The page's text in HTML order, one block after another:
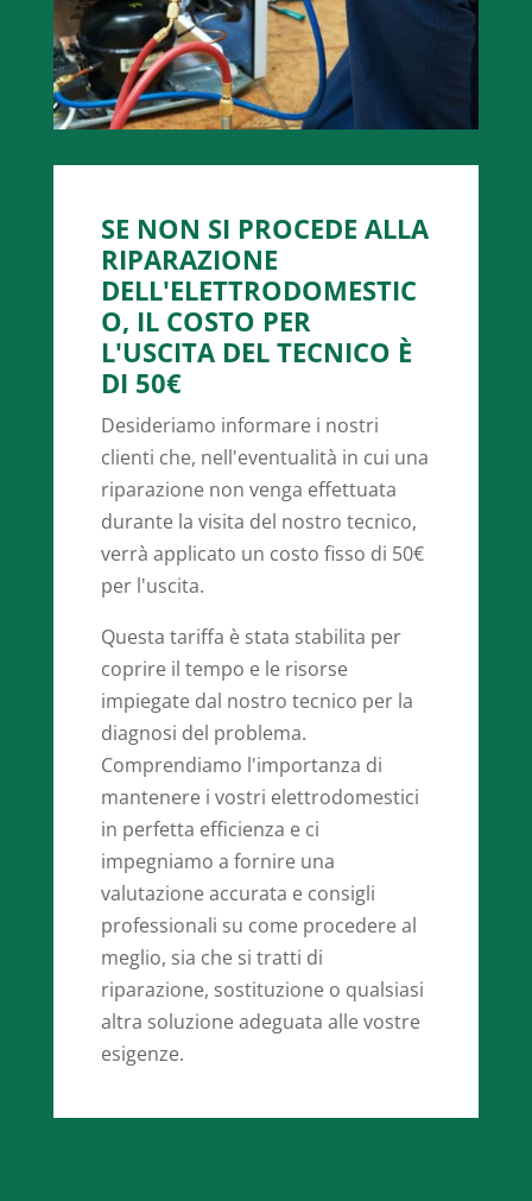
SE NON SI PROCEDE ALLA
RIPARAZIONE
DELL'ELETTRODOMESTIC
O, IL COSTO PER
L'USCITA DEL TECNICO È
DI 50€
Desideriamo informare i nostri
clienti che, nell'eventualità in cui una
riparazione non venga effettuata
durante la visita del nostro tecnico,
verrà applicato un costo fisso di 50€
per l'uscita.
Questa tariffa è stata stabilita per
coprire il tempo e le risorse
impiegate dal nostro tecnico per la
diagnosi del problema.
Comprendiamo l'importanza di
mantenere i vostri elettrodomestici
in perfetta efficienza e ci
impegniamo a fornire una
valutazione accurata e consigli
professionali su come procedere al
meglio, sia che si tratti di
riparazione, sostituzione o qualsiasi
altra soluzione adeguata alle vostre
esigenze.